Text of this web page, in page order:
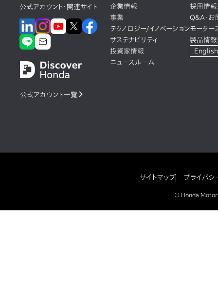
公式アカウント・関連サイト
公式アカウント一覧
企業情報
事業
テクノロジー/イノベーション
サステナビリティ
投資家情報
ニュースルーム
採用情報
Q&A・
モーター
製品情報
English
サイトマップ プライバシ
© Honda Motor